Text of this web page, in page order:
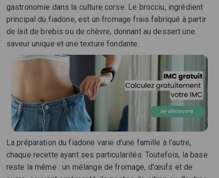
gastronomie dans la culture corse. Le brocciu, ingrédient
principal du fiadone, est un fromage frais fabriqué à partir
de lait de brebis ou de chèvre, donnant au dessert une
saveur unique et une texture fondante.
La préparation du fiadone varie d'une famille à l'autre,
chaque recette ayant ses particularités. Toutefois, la base
reste la même : un mélange de fromage, d'œufs et de